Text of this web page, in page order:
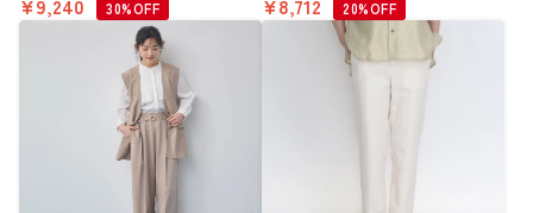
¥9,240 30%OFF ¥8,712 20%OFF